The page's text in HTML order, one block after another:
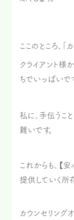
ここのところ、
クライアント様
ちでいっぱいです
私に、手伝うこ
難いです。
これからも、【
提供していく所
カウンセリング